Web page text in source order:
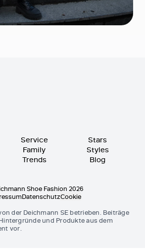
Service
Family
Trends
Stars
Styles
Blog
Shoe Fashion 2026
DatenschutzCookie
der Deichmann SE betrieben. Beiträge
und Produkte aus dem
vor.